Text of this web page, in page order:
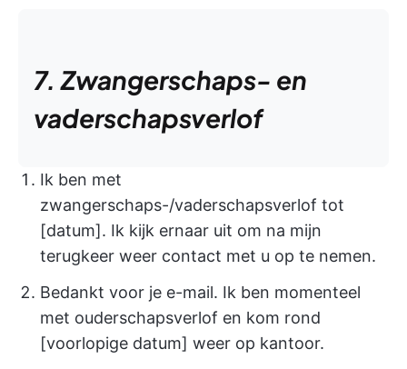
7. Zwangerschaps- en
vaderschapsverlof
Ik ben met
zwangerschaps-/vaderschapsverlof tot
[datum]. Ik kijk ernaar uit om na mijn
terugkeer weer contact met u op te nemen.
Bedankt voor je e-mail. Ik ben momenteel
met ouderschapsverlof en kom rond
[voorlopige datum] weer op kantoor.